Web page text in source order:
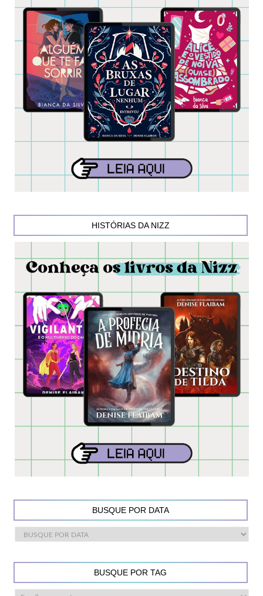
HISTÓRIAS DA NIZZ
BUSQUE POR DATA
BUSQUE POR TAG